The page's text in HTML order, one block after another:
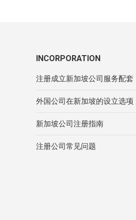
INCORPORATION
注册成立新加坡公司服务配套
外国公司在新加坡的设立选项
新加坡公司注册指南
注册公司常见问题